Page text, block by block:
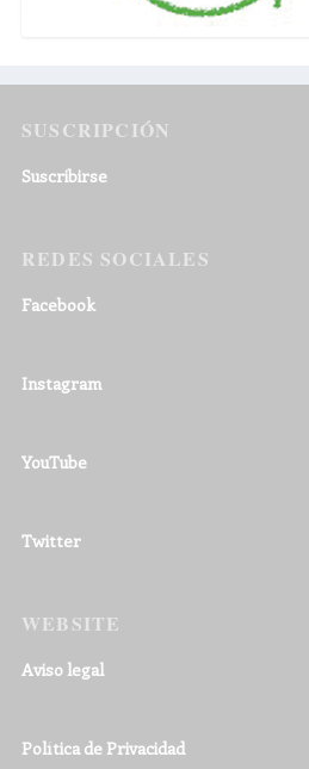
SUSCRIPCIÓN
Suscribirse
REDES SOCIALES
Facebook
Instagram
YouTube
Twitter
WEBSITE
Aviso legal
Política de Privacidad